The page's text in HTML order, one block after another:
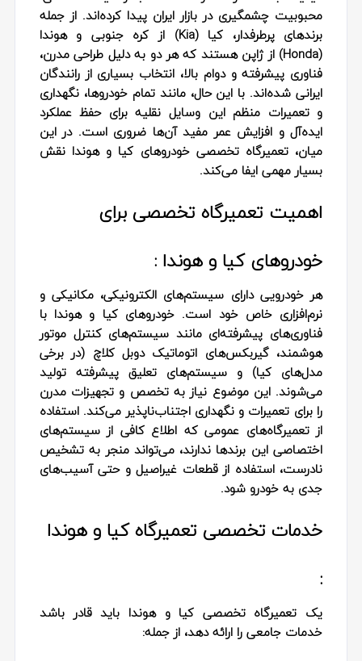
محبوبیت چشمگیری در بازار ایران پیدا کرده‌اند. از جمله
برندهای پرطرفدار، کیا (Kia)
از کره جنوبی و هوندا
(Honda)
از ژاپن هستند که هر دو به دلیل طراحی مدرن،
فناوری پیشرفته و دوام بالا، انتخاب بسیاری از رانندگان
ایرانی شده‌اند. با این حال، مانند تمام خودروها، نگهداری
و تعمیرات منظم این وسایل نقلیه برای حفظ عملکرد
ایده‌آل و افزایش عمر مفید آن‌ها ضروری است. در این
میان، تعمیرگاه تخصصی خودروهای کیا و هوندا نقش
بسیار مهمی ایفا می‌کند.
اهمیت تعمیرگاه تخصصی برای
خودروهای کیا و هوندا :
هر خودرویی دارای سیستم‌های الکترونیکی، مکانیکی و
نرم‌افزاری خاص خود است. خودروهای کیا و هوندا با
فناوری‌های پیشرفته‌ای مانند سیستم‌های کنترل موتور
هوشمند، گیربکس‌های اتوماتیک دوبل کلاچ (در برخی
مدل‌های کیا) و سیستم‌های تعلیق پیشرفته تولید
می‌شوند. این موضوع نیاز به تخصص و تجهیزات مدرن
را برای تعمیرات و نگهداری اجتناب‌ناپذیر می‌کند. استفاده
از تعمیرگاه‌های عمومی که اطلاع کافی از سیستم‌های
اختصاصی این برندها ندارند، می‌تواند منجر به تشخیص
نادرست، استفاده از قطعات غیراصیل و حتی آسیب‌های
جدی به خودرو شود.
خدمات تخصصی تعمیرگاه کیا و هوندا
:
یک تعمیرگاه تخصصی کیا و هوندا باید قادر باشد
خدمات جامعی را ارائه دهد، از جمله: